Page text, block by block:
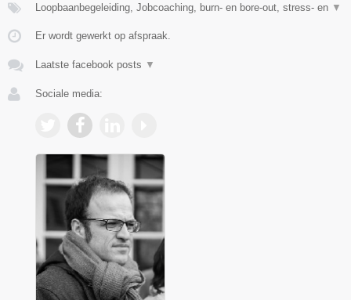
Loopbaanbegeleiding, Jobcoaching, burn- en bore-out, stress- en ▼
Er wordt gewerkt op afspraak.
Laatste facebook posts ▼
Sociale media: